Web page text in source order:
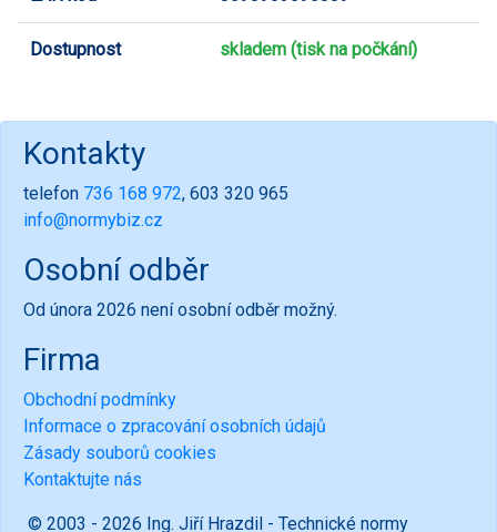
Dostupnost skladem (tisk na počkání)
Kontakty
telefon 736 168 972, 603 320 965
info@normybiz.cz
Osobní odběr
Od února 2026 není osobní odběr možný.
Firma
Obchodní podmínky
Informace o zpracování osobních údajů
Zásady souborů cookies
Kontaktujte nás
© 2003 - 2026 Ing. Jiří Hrazdil - Technické normy